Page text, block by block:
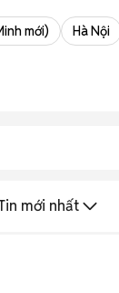
mới) Hà Nội
mới nhất